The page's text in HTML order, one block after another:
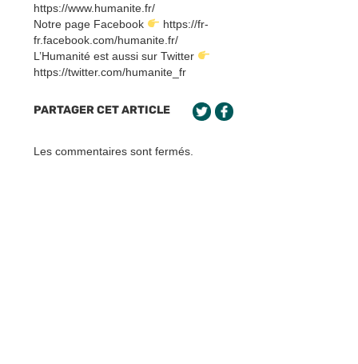
https://www.humanite.fr/
Notre page Facebook
https://fr-
fr.facebook.com/humanite.fr/
L’Humanité est aussi sur Twitter
https://twitter.com/humanite_fr
PARTAGER CET ARTICLE
Les commentaires sont fermés.